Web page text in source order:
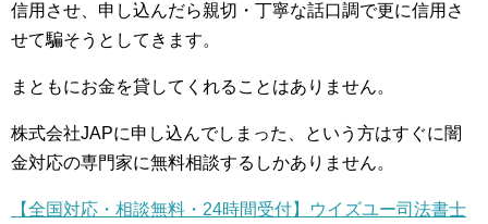
信用させ、申し込んだら親切・丁寧な話口調で更に信用さ
せて騙そうとしてきます。
まともにお金を貸してくれることはありません。
株式会社JAPに申し込んでしまった、という方はすぐに闇
金対応の専門家に無料相談するしかありません。
【全国対応・相談無料・24時間受付】ウイズユー司法書士